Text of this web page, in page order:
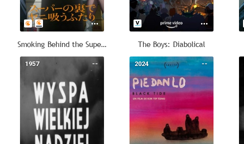
Smoking Behind the Supermarket with You The Boys: Diabolical
--
1957 --
2024